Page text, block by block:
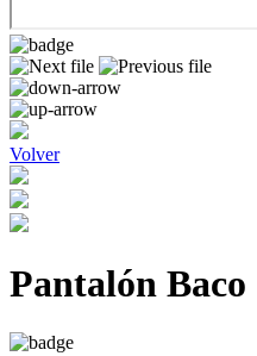
Volver
Pantalón Baco